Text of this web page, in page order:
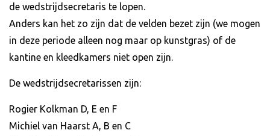
de wedstrijdsecretaris te lopen.
Anders kan het zo zijn dat de velden bezet zijn (we mogen
in deze periode alleen nog maar op kunstgras) of de
kantine en kleedkamers niet open zijn.
De wedstrijdsecretarissen zijn:
Rogier Kolkman D, E en F
Michiel van Haarst A, B en C